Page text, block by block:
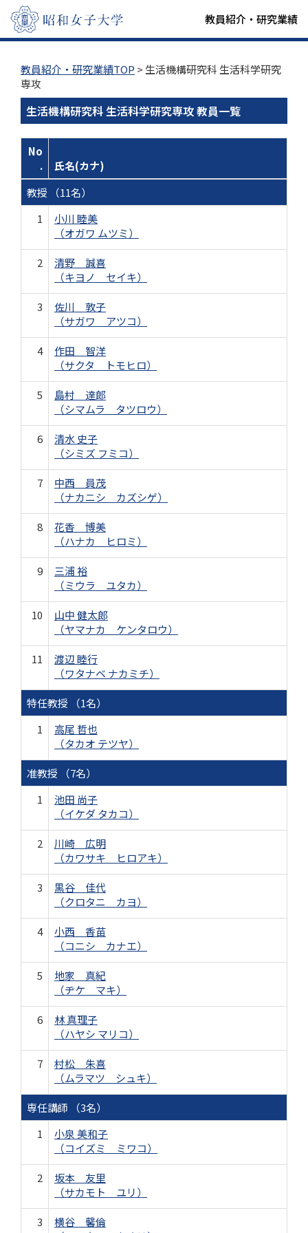
教員紹介・研究業績
教員紹介・研究業績TOP > 生活機構研究科 生活科学研究
専攻
生活機構研究科 生活科学研究専攻 教員一覧
No
.
氏名(カナ)
教授 （11名）
1
小川 睦美
（オガワ ムツミ）
2
清野 誠喜
（キヨノ セイキ）
3
佐川 敦子
（サガワ アツコ）
4
作田 智洋
（サクタ トモヒロ）
5
島村 達郎
（シマムラ タツロウ）
6
清水 史子
（シミズ フミコ）
7
中西 員茂
（ナカニシ カズシゲ）
8
花香 博美
（ハナカ ヒロミ）
9
三浦 裕
（ミウラ ユタカ）
10
山中 健太郎
（ヤマナカ ケンタロウ）
11
渡辺 睦行
（ワタナベ ナカミチ）
特任教授 （1名）
1
高尾 哲也
（タカオ テツヤ）
准教授 （7名）
1
池田 尚子
（イケダ タカコ）
2
川崎 広明
（カワサキ ヒロアキ）
3
黒谷 佳代
（クロタニ カヨ）
4
小西 香苗
（コニシ カナエ）
5
地家 真紀
（ヂケ マキ）
6
林 真理子
（ハヤシ マリコ）
7
村松 朱喜
（ムラマツ シュキ）
専任講師 （3名）
1
小泉 美和子
（コイズミ ミワコ）
2
坂本 友里
（サカモト ユリ）
3
横谷 馨倫